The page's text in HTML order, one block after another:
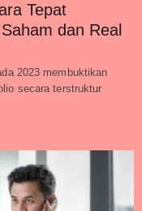
Tepat
dan Real
2023 membuktikan
secara terstruktur